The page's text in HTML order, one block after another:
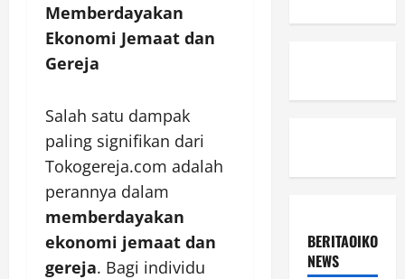
Memberdayakan
Ekonomi Jemaat dan
Gereja
Salah satu dampak
paling signifikan dari
Tokogereja.com adalah
perannya dalam
memberdayakan
ekonomi jemaat dan
gereja. Bagi individu
NEWS